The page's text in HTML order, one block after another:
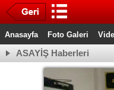
Anasayfa Foto Galeri
ASAYİŞ Haberleri